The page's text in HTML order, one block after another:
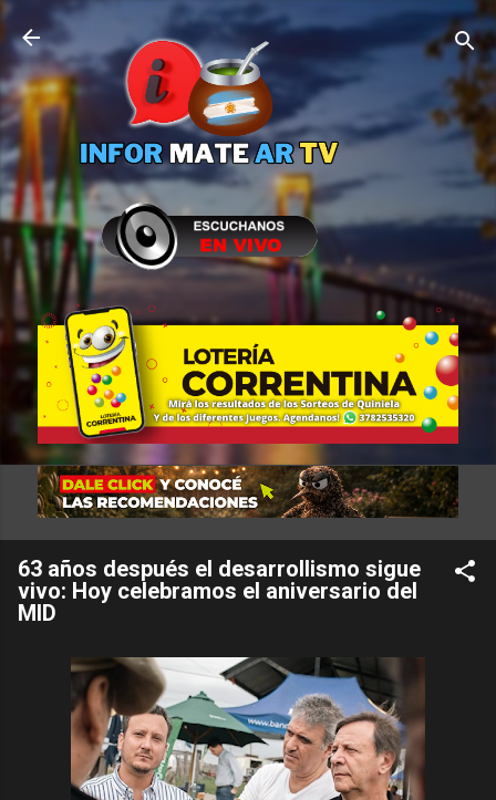
Ir al contenido principal
63 años después el desarrollismo sigue
vivo: Hoy celebramos el aniversario del
MID